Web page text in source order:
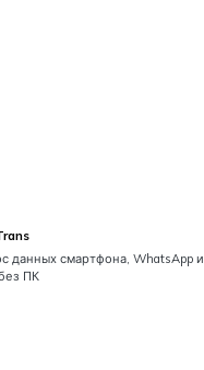
данных смартфона, WhatsApp и
ПК